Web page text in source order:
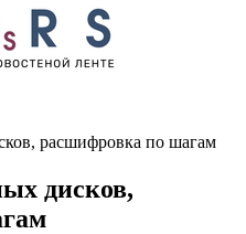
расшифровка по шагам
дисков,